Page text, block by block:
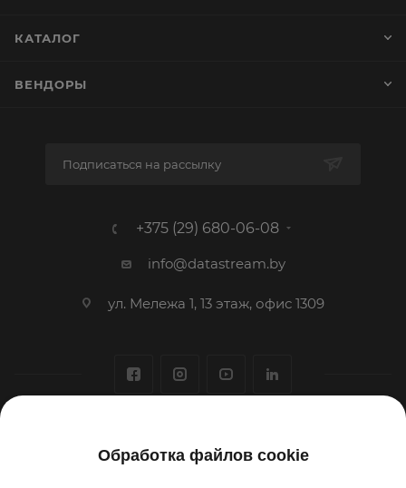
КАТАЛОГ
ВЕНДОРЫ
Подписаться на рассылку
+375 (29) 680-06-08
info@datastream.by
ул. Мележа 1, 13 этаж, офис 1309